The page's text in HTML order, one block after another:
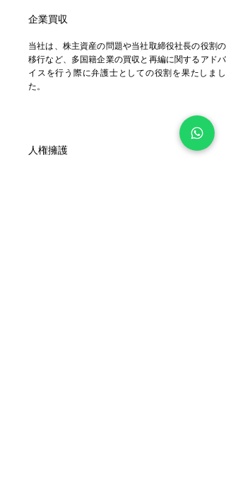
企業買収
当社は、株主資産の問題や当社取締役社長の役割の
移行など、多国籍企業の買収と再編に関するアドバ
イスを行う際に弁護士としての役割を果たしまし
た。
人権擁護